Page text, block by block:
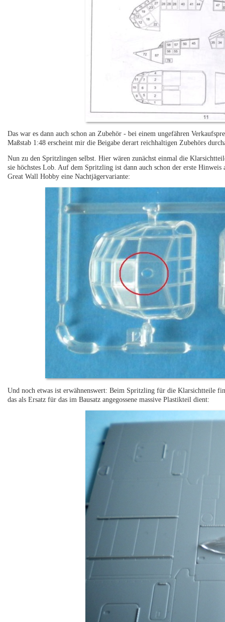
Das war es dann auch schon an Zubehör - bei einem ungefähren
Maßstab 1:48 erscheint mir die Beigabe derart reichhaltigen Zubehörs
Nun zu den Spritzlingen selbst. Hier wären zunächst einmal die
sie höchstes Lob. Auf dem Spritzling ist dann auch schon der erste
Great Wall Hobby eine Nachtjägervariante:
Und noch etwas ist erwähnenswert: Beim Spritzling für die Klarsichtteile
das als Ersatz für das im Bausatz angegossene massive Plastikteil dient: